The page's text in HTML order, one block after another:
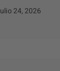
24, 2026